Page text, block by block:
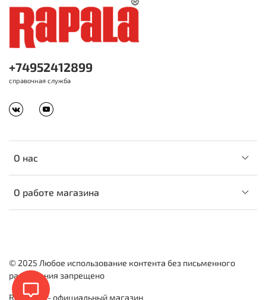
О нас
О работе магазина
+74952412899
справочная служба
© 2025 Любое использование контента без письменного
разрешения запрещено
Rapala.ru - официальный магазин